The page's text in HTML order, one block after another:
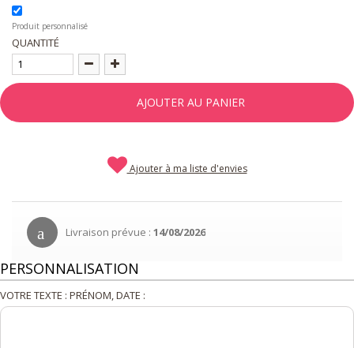
Produit personnalisé
QUANTITÉ
AJOUTER AU PANIER
Ajouter à ma liste d'envies
Livraison prévue : 14/08/2026
PERSONNALISATION
VOTRE TEXTE : PRÉNOM, DATE :